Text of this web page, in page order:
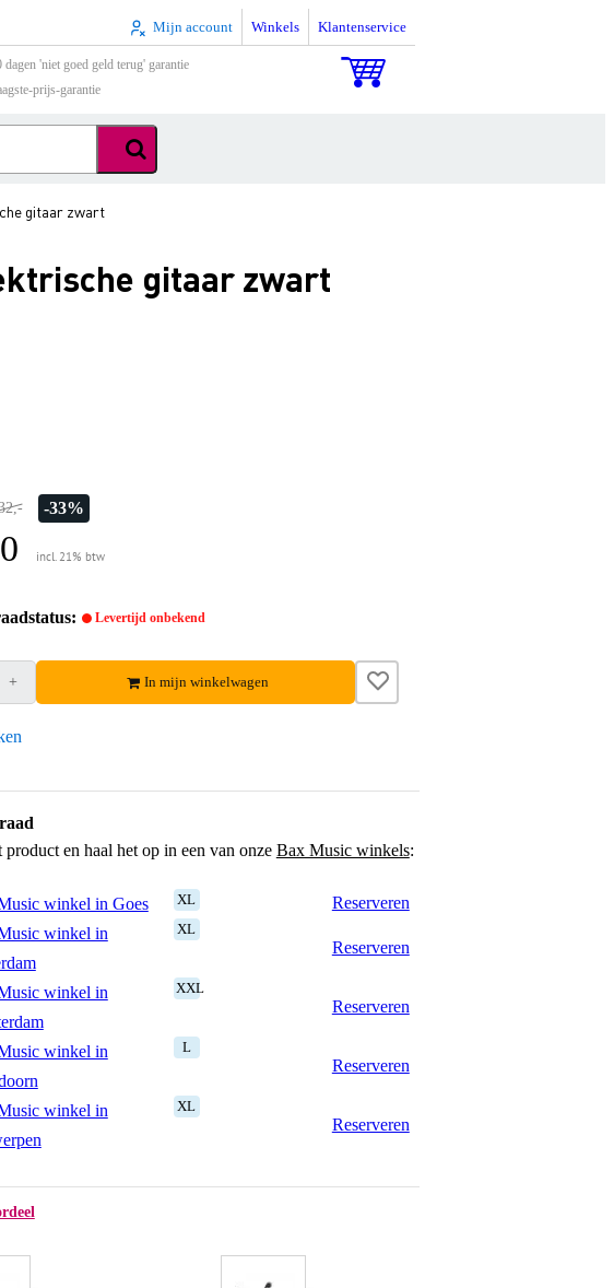
Mijn account Winkels Klantenservice
dagen 'niet goed geld terug' garantie
prijs-garantie
gitaar zwart
gitaar zwart
-33%
incl. 21% btw
Levertijd onbekend
+ In mijn winkelwagen
product en haal het op in een van onze Bax Music winkels:
winkel in Goes XL
Reserveren
winkel in
XL
Reserveren
winkel in
XXL
Reserveren
winkel in
L
Reserveren
winkel in
XL
Reserveren